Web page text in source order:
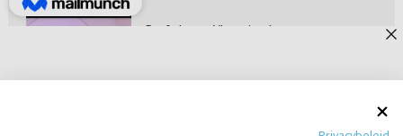
Prof. dr. van Vlastuin - Is